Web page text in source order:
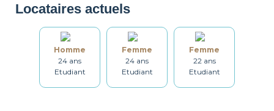
Lave-linge
Vaisselle
Bouilloire
Table et chaises Salle de bain
Locataires actuels
Homme
24 ans
Etudiant
Femme
24 ans
Etudiant
Femme
22 ans
Etudiant